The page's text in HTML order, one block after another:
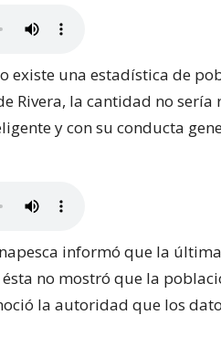
existe una estadística de
Rivera, la cantidad no sería
y con su conducta
informó que la
ésta no mostró que la
la autoridad que los